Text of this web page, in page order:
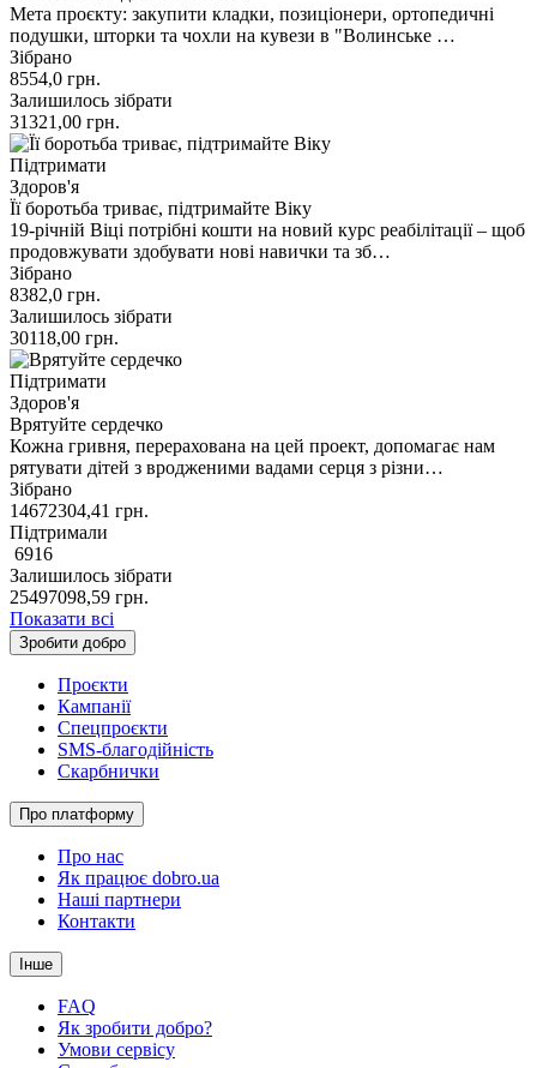
Мета проєкту: закупити кладки, позиціонери, ортопедичні
подушки, шторки та чохли на кувези в "Волинське …
Зібрано
8554,0 грн.
Залишилось зібрати
31321,00 грн.
Підтримати
Здоров'я
Її боротьба триває, підтримайте Віку
19-річній Віці потрібні кошти на новий курс реабілітації – щоб
продовжувати здобувати нові навички та зб…
Зібрано
8382,0 грн.
Залишилось зібрати
30118,00 грн.
Підтримати
Здоров'я
Врятуйте сердечко
Кожна гривня, перерахована на цей проект, допомагає нам
рятувати дітей з вродженими вадами серця з різни…
Зібрано
14672304,41 грн.
Підтримали
6916
Залишилось зібрати
25497098,59 грн.
Показати всі
Зробити добро
Проєкти
Кампанії
Спецпроєкти
SMS-благодійність
Скарбнички
Про платформу
Про нас
Як працює dobro.ua
Наші партнери
Контакти
Інше
FAQ
Як зробити добро?
Умови сервісу